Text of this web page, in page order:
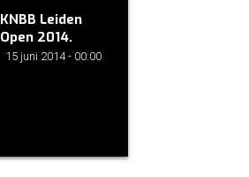
KNBB Leiden
Open 2014.
15 juni 2014 - 00:00